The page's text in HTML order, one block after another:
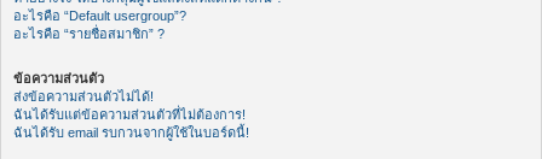
อะไรคือ “Default usergroup”?
อะไรคือ “รายชื่อสมาชิก” ?
ข้อความส่วนตัว
ส่งข้อความส่วนตัวไม่ได้!
ฉันได้รับแต่ข้อความส่วนตัวที่ไม่ต้องการ!
ฉันได้รับ email รบกวนจากผู้ใช้ในบอร์ดนี้!